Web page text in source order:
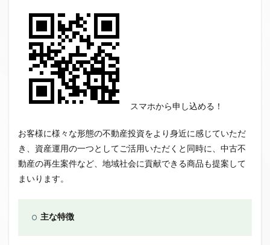
スマホから申し込める！
お客様に様々な形態の不動産投資をより身近に感じていただ
き、資産運用の一つとしてご活用いただくと同時に、中古不
動産の再生案件など、地域社会に貢献できる商品も提案して
まいります。
主な特徴